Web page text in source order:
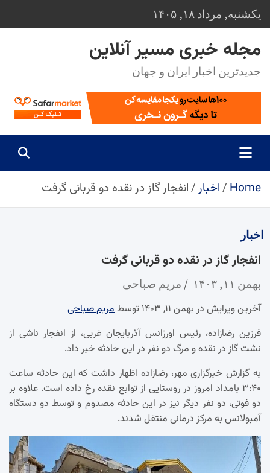
Skip
to
content
یکشنبه, مرداد ۱۸, ۱۴۰۵
مجله خبری مسیر آنلاین
جدیدترین اخبار ایران و جهان
Home اخبار انفجار گاز در نقده دو قربانی گرفت
اخبار
انفجار گاز در نقده دو قربانی گرفت
بهمن ۱۱, ۱۴۰۳ مریم صباحی
آخرین ویرایش در بهمن ۱۱, ۱۴۰۳ توسط
مریم صباحی
فرزین رضازاده، رئیس اورژانس آذربایجان غربی، از انفجار ناشی از
نشت گاز در نقده و مرگ دو نفر در این حادثه خبر داد.
به گزارش خبرگزاری مهر، رضازاده اظهار داشت که این حادثه ساعت
۳:۴۰ بامداد امروز در روستایی از توابع نقده رخ داده است. علاوه بر
دو فوتی، دو نفر دیگر نیز در این حادثه مصدوم و توسط دو دستگاه
آمبولانس به مرکز درمانی منتقل شدند.